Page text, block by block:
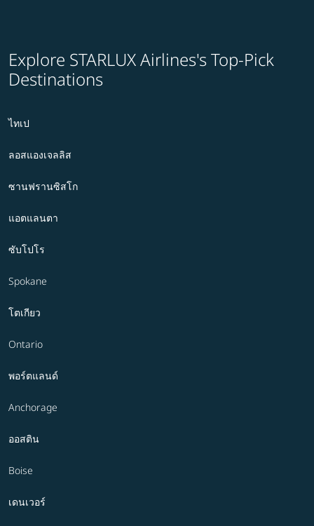
Explore STARLUX Airlines's Top-Pick
Destinations
ไทเป
ลอสแองเจลลิส
ซานฟรานซิสโก
แอตแลนตา
ซับโปโร
Spokane
โตเกียว
Ontario
พอร์ตแลนด์
Anchorage
ออสติน
Boise
เดนเวอร์